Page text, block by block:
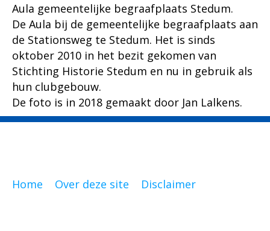
Aula gemeentelijke begraafplaats Stedum.
De Aula bij de gemeentelijke begraafplaats aan
de Stationsweg te Stedum. Het is sinds
oktober 2010 in het bezit gekomen van
Stichting Historie Stedum en nu in gebruik als
hun clubgebouw.
De foto is in 2018 gemaakt door Jan Lalkens.
Home Over deze site Disclaimer